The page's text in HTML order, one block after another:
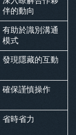
伴的動向
有助於識別溝通
模式
發現隱藏的互動
確保謹慎操作
省時省力